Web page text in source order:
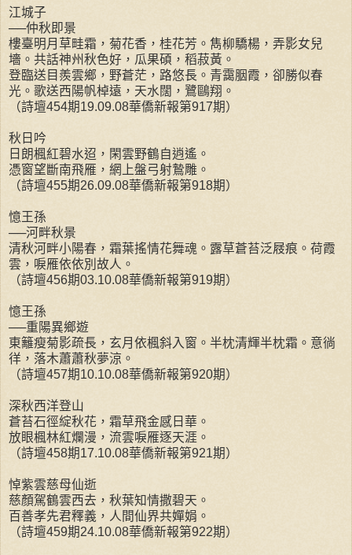
江城子
──仲秋即景
樓臺明月草畦霜，菊花香，桂花芳。雋柳驕楊，弄影女兒
墻。共話神州秋色好，瓜果碩，稻菽黃。
登臨送目羨雲鄉，野蒼茫，路悠長。青靄胭霞，卻勝似春
光。歌送西陽帆棹遠，天水闊，鷺鷗翔。
（詩壇454期19.09.08華僑新報第917期）
秋日吟
日朗楓紅碧水迢，閑雲野鶴自逍遙。
憑窗望斷南飛雁，網上盤弓射鷙雕。
（詩壇455期26.09.08華僑新報第918期）
憶王孫
──河畔秋景
清秋河畔小陽春，霜葉搖情花舞魂。露草蒼苔泛屐痕。荷霞
雲，唳雁依依別故人。
（詩壇456期03.10.08華僑新報第919期）
憶王孫
──重陽異鄉遊
東籬瘦菊影疏長，玄月依楓斜入窗。半枕清輝半枕霜。意徜
徉，落木蕭蕭秋夢涼。
（詩壇457期10.10.08華僑新報第920期）
深秋西洋登山
蒼苔石徑綻秋花，霜草飛金感日華。
放眼楓林紅爛漫，流雲唳雁逐天涯。
（詩壇458期17.10.08華僑新報第921期）
悼紫雲慈母仙逝
慈顏駕鶴雲西去，秋葉知情撒碧天。
百善孝先君釋義，人間仙界共嬋娟。
（詩壇459期24.10.08華僑新報第922期）